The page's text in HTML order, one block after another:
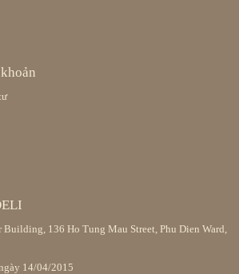
Building, 136 Ho Tung Mau Street, Phu Dien Ward,
14/04/2015